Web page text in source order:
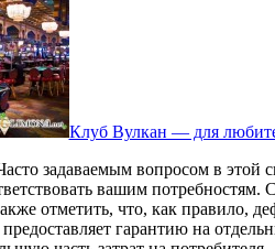
Клуб Вулкан — для
задаваемым вопросом в этой
вашим
отметить, что, как правило,
гарантию на